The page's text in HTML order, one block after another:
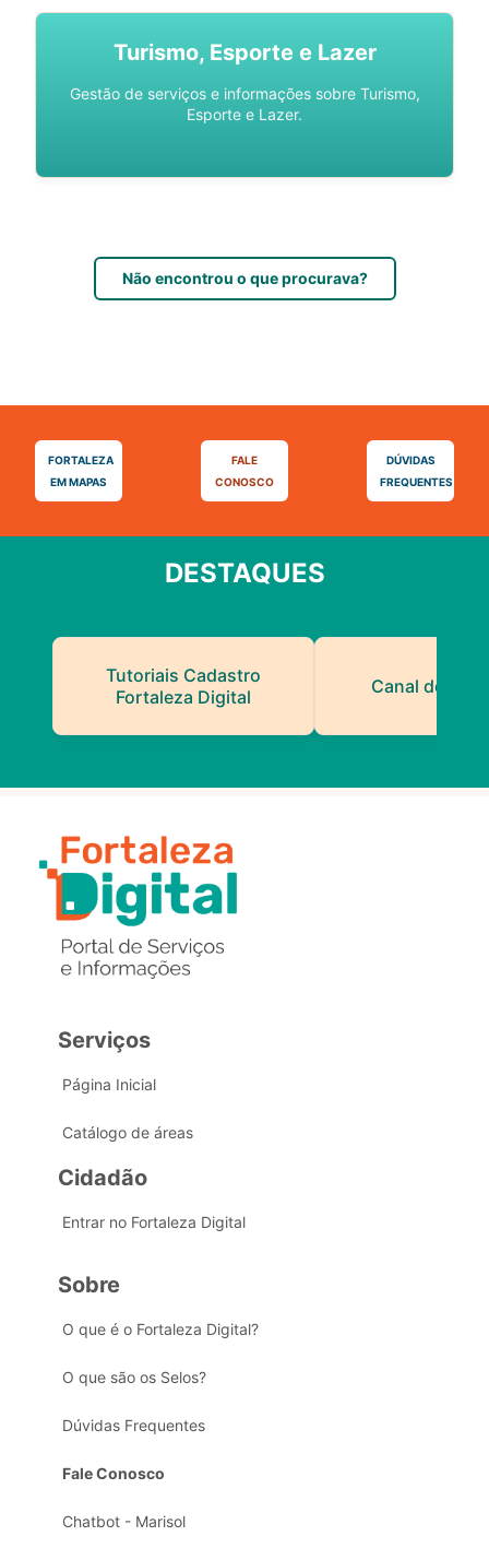
Turismo, Esporte e Lazer
Gestão de serviços e informações sobre Turismo,
Esporte e Lazer.
Não encontrou o que procurava?
FORTALEZA
EM MAPAS
FALE
CONOSCO
DÚVIDAS
FREQUENTES
DESTAQUES
Tutoriais Cadastro
Fortaleza Digital
Canal do
Serviços
Página Inicial
Catálogo de áreas
Cidadão
Entrar no Fortaleza Digital
Sobre
O que é o Fortaleza Digital?
O que são os Selos?
Dúvidas Frequentes
Fale Conosco
Chatbot - Marisol